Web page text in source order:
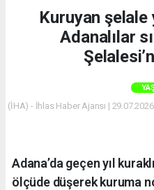
Kuruyan şelale
Adanalılar
(İHA) - İhlas Haber Ajansı |
Adana’da geçen yıl
ölçüde düşerek kuruma